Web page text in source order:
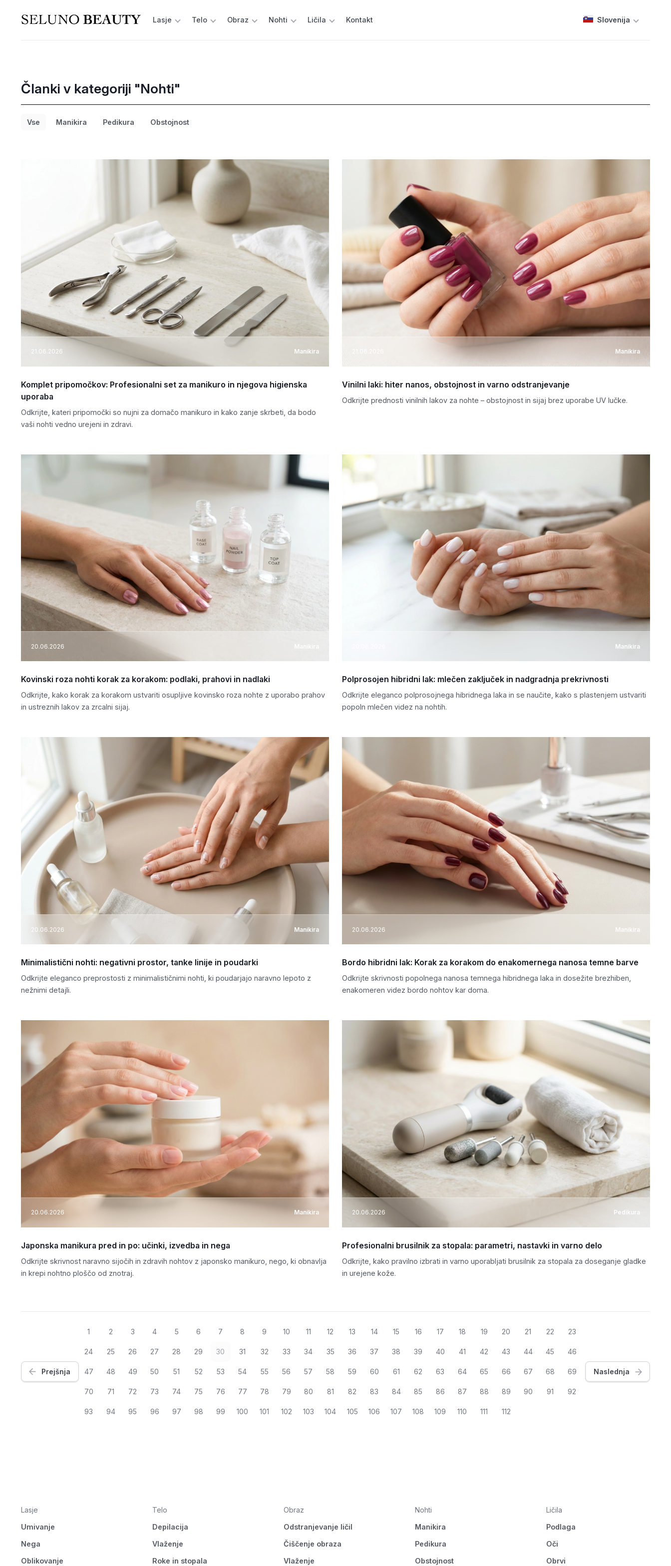
Lasje Telo Obraz Nohti Ličila Kontakt Slovenija
Članki v kategoriji "Nohti"
Vse Manikira Pedikura Obstojnost
21.06.2026 Manikira
Komplet pripomočkov: Profesionalni set za manikuro in njegova higienska
uporaba
Odkrijte, kateri pripomočki so nujni za domačo manikuro in kako zanje skrbeti, da bodo
vaši nohti vedno urejeni in zdravi.
Manikira
Vinilni laki: hiter nanos, obstojnost in varno odstranjevanje
Odkrijte prednosti vinilnih lakov za nohte – obstojnost in sijaj brez uporabe UV lučke.
20.06.2026
Kovinski roza nohti korak za korakom: podlaki, prahovi in nadlaki
Odkrijte, kako korak za korakom ustvariti osupljive kovinsko roza nohte z uporabo prahov
in ustreznih lakov za zrcalni sijaj.
Manikira
Polprosojen hibridni lak: mlečen zaključek in nadgradnja prekrivnosti
Odkrijte eleganco polprosojnega hibridnega laka in se naučite, kako s plastenjem ustvariti
popoln mlečen videz na nohtih.
20.06.2026 Manikira
Minimalistični nohti: negativni prostor, tanke linije in poudarki
Odkrijte eleganco preprostosti z minimalističnimi nohti, ki poudarjajo naravno lepoto z
nežnimi detajli.
20.06.2026 Manikira
Bordo hibridni lak: Korak za korakom do enakomernega nanosa temne barve
Odkrijte skrivnosti popolnega nanosa temnega hibridnega laka in dosežite brezhiben,
enakomeren videz bordo nohtov kar doma.
20.06.2026 Manikira
Japonska manikura pred in po: učinki, izvedba in nega
Odkrijte skrivnost naravno sijočih in zdravih nohtov z japonsko manikuro, nego, ki obnavlja
in krepi nohtno ploščo od znotraj.
20.06.2026 Pedikura
Profesionalni brusilnik za stopala: parametri, nastavki in varno delo
Odkrijte, kako pravilno izbrati in varno uporabljati brusilnik za stopala za doseganje gladke
in urejene kože.
Prejšnja
1 2 3 4 5 6 7 8 9 10 11 12 13 14 15 16 17 18 19 20 21 22 23
24 25 26 27 28 29 30 31 32 33 34 35 36 37 38 39 40 41 42 43 44 45 46
47 48 49 50 51 52 53 54 55 56 57 58 59 60 61 62 63 64 65 66 67 68 69
70 71 72 73 74 75 76 77 78 79 80 81 82 83 84 85 86 87 88 89 90 91 92
93 94 95 96 97 98 99 100 101 102 103 104 105 106 107 108 109 110 111 112
Naslednja
Lasje
Umivanje
Nega
Oblikovanje
Telo
Depilacija
Vlaženje
Roke in stopala
Obraz
Odstranjevanje ličil
Čiščenje obraza
Vlaženje
Nohti
Manikira
Pedikura
Obstojnost
Ličila
Podlaga
Oči
Obrvi